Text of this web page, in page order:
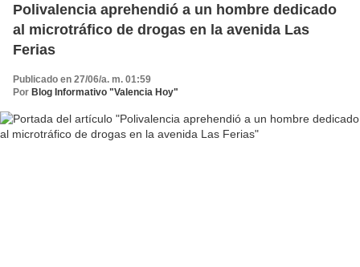
Polivalencia aprehendió a un hombre dedicado
al microtráfico de drogas en la avenida Las
Ferias
Publicado en 27/06/a. m. 01:59
Por Blog Informativo "Valencia Hoy"